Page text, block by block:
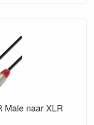
Male naar XLR